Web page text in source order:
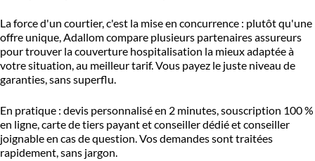
La force d'un courtier, c'est la mise en concurrence : plutôt qu'une
offre unique, Adallom compare plusieurs partenaires assureurs
pour trouver la couverture hospitalisation la mieux adaptée à
votre situation, au meilleur tarif. Vous payez le juste niveau de
garanties, sans superflu.
En pratique : devis personnalisé en 2 minutes, souscription 100 %
en ligne, carte de tiers payant et conseiller dédié et conseiller
joignable en cas de question. Vos demandes sont traitées
rapidement, sans jargon.